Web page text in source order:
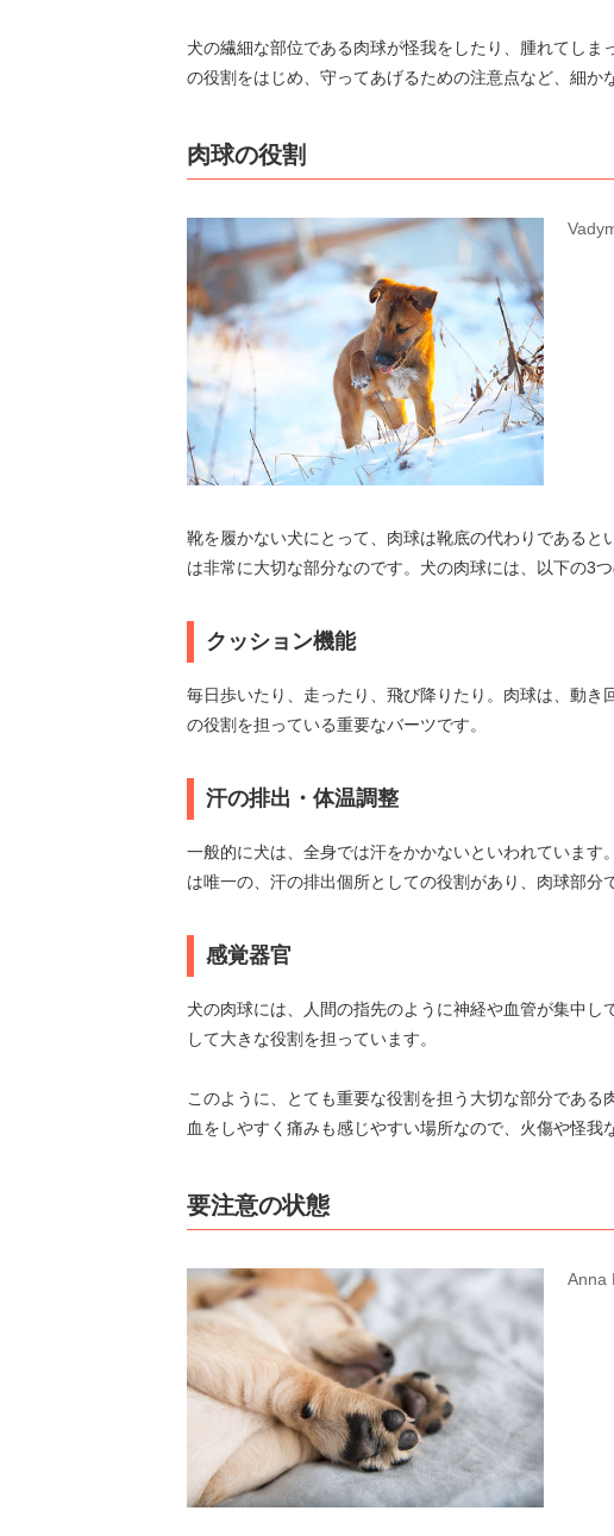
犬の繊細な部位である肉球が怪我をしたり、腫れてし
の役割をはじめ、守ってあげるための注意点など、細か
肉球の役割
靴を履かない犬にとって、肉球は靴底の代わりである
は非常に大切な部分なのです。犬の肉球には、以下の3つ
クッション機能
毎日歩いたり、走ったり、飛び降りたり。肉球は、動
の役割を担っている重要なバーツです。
汗の排出・体温調整
一般的に犬は、全身では汗をかかないといわれていま
は唯一の、汗の排出個所としての役割があり、肉球部分
感覚器官
犬の肉球には、人間の指先のように神経や血管が集中
して大きな役割を担っています。
このように、とても重要な役割を担う大切な部分であ
血をしやすく痛みも感じやすい場所なので、火傷や怪我
要注意の状態
Anna